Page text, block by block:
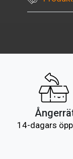
14-dagars